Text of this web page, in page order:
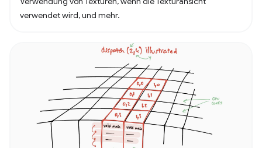
verwendet wird, und mehr.